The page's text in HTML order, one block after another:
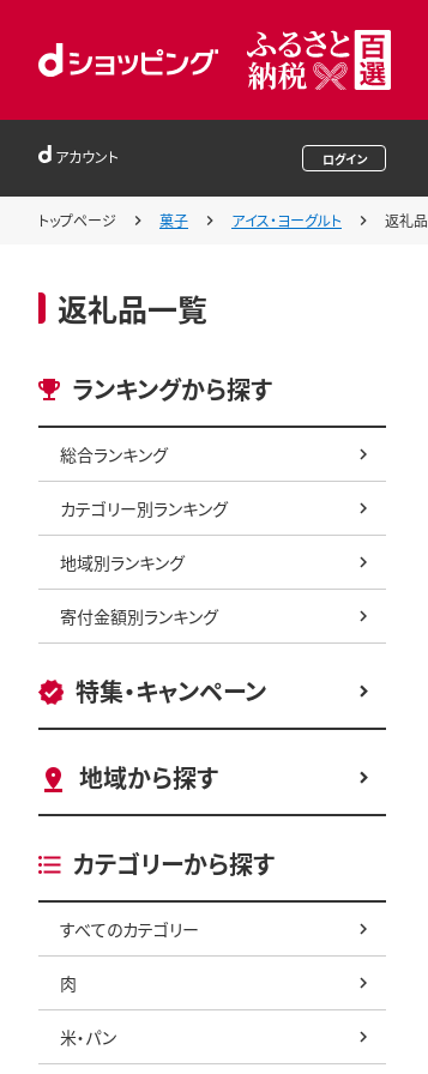
アカウント ログイン
トップページ 菓子 アイス・ヨーグルト 返礼
返礼品一覧
ランキングから探す
総合ランキング
カテゴリー別ランキング
地域別ランキング
寄付金額別ランキング
特集・キャンペーン
地域から探す
カテゴリーから探す
すべてのカテゴリー
肉
米・パン